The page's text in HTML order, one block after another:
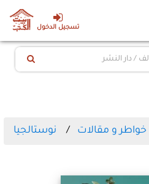
تسجيل الدخول
خواطر و مقالات نوستالجيا